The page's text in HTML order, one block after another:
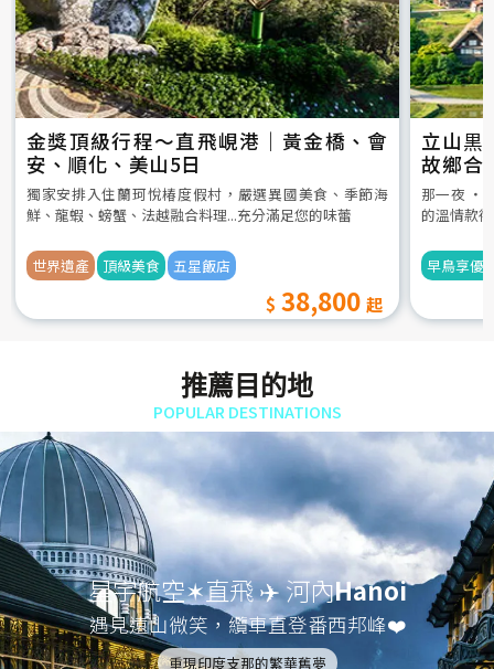
金獎頂級行程～直飛峴港｜黃金橋、會
安、順化、美山5日
獨家安排入住蘭珂悅椿度假村，嚴選異國美食、季節海
鮮、龍蝦、螃蟹、法越融合料理...充分滿足您的味蕾
世界遺產 頂級美食 五星飯店
38,800
立山黒
故鄉合
5日
那一夜 ‧
的溫情款
早鳥享優
推薦目的地
POPULAR DESTINATIONS
星宇航空✶直飛 ✈️ 河內Hanoi
遇見遠山微笑，纜車直登番西邦峰❤️
重現印度支那的繁華舊夢